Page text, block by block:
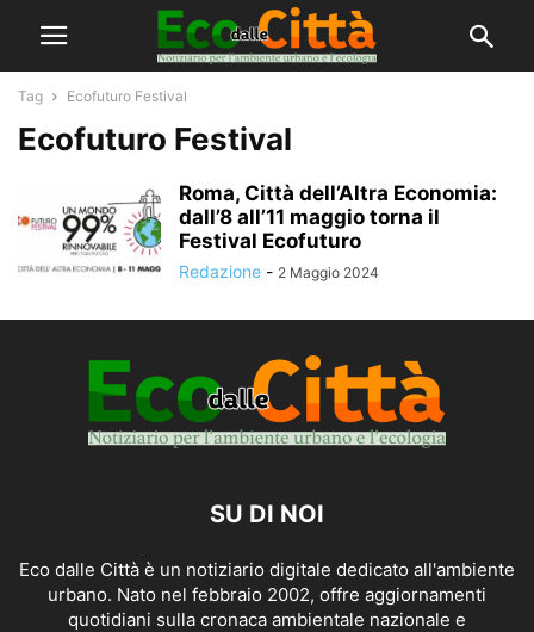
Tag Ecofuturo Festival
Ecofuturo Festival
Roma, Città dell’Altra Economia:
dall’8 all’11 maggio torna il
Festival Ecofuturo
Redazione - 2 Maggio 2024
SU DI NOI
Eco dalle Città è un notiziario digitale dedicato all'ambiente
urbano. Nato nel febbraio 2002, offre aggiornamenti
quotidiani sulla cronaca ambientale nazionale e